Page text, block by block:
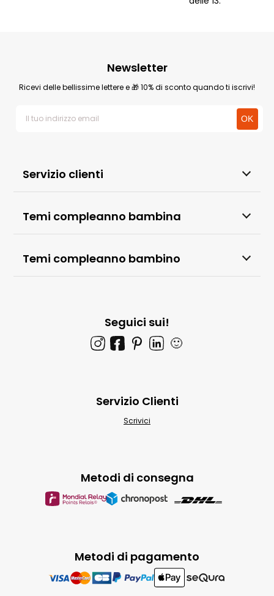
Servizio clienti
Temi compleanno bambina
Temi compleanno bambino
Newsletter
Ricevi delle bellissime lettere e 🎁 10% di sconto quando ti iscrivi!
Seguici sui!
🙂
Metodi di pagamento
Metodi di consegna
Servizio Clienti
Scrivici